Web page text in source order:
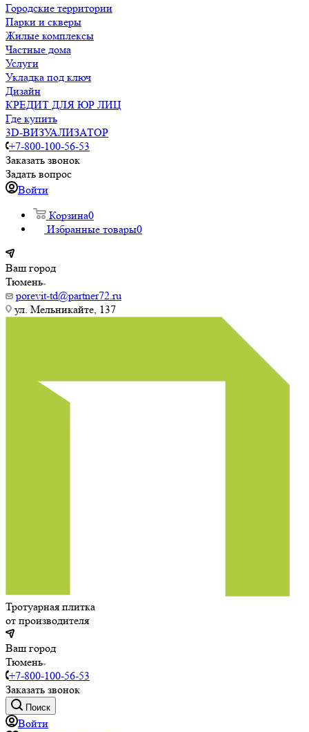
Городские территории
Парки и скверы
Жилые комплексы
Частные дома
Услуги
Укладка под ключ
Дизайн
КРЕДИТ ДЛЯ ЮР ЛИЦ
Где купить
3D-ВИЗУАЛИЗАТОР
+7-800-100-56-53
Заказать звонок
Задать вопрос
Войти
Корзина0
Избранные товары0
Ваш город
Тюмень
porevit-td@partner72.ru
ул. Мельникайте, 137
Тротуарная плитка
от производителя
Ваш город
Тюмень
+7-800-100-56-53
Заказать звонок
Поиск
Войти